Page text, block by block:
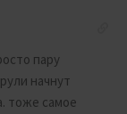
пару
начнут
тоже самое